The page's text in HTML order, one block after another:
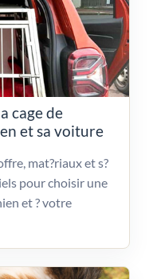
cage de
et sa voiture
mat?riaux et s?
pour choisir une
et ? votre